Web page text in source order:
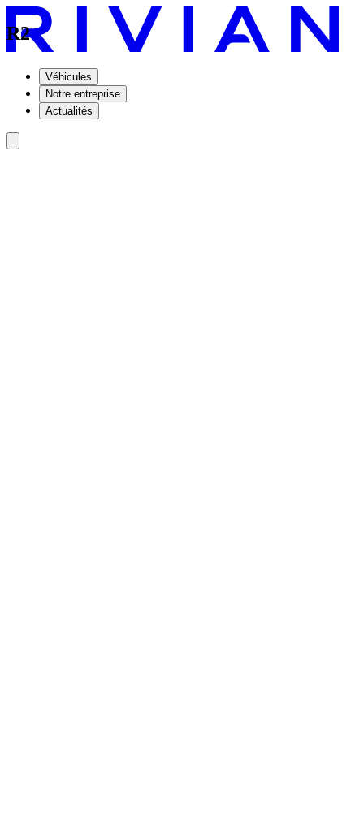
Véhicules
Notre entreprise
Actualités
R2